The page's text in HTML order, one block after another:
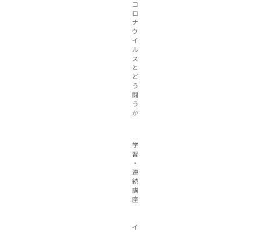
コ
ロ
ナ
ウ
イ
ル
ス
と
ど
う
闘
う
か
学
習
・
連
続
講
座
イ